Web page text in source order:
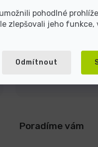
pohodlné
zlepšovali jeho funkce,
Odmítnout
Poradíme vám